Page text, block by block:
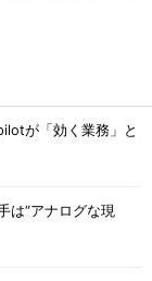
が「効く業務」と
は“アナログな現